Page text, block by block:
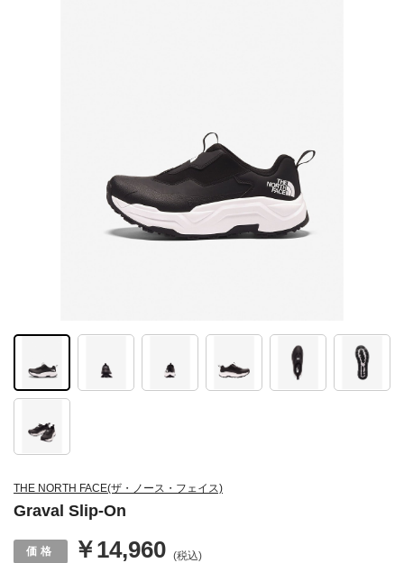
THE NORTH FACE(ザ・ノース・フェイス)
Graval Slip-On
￥14,960 (税込)